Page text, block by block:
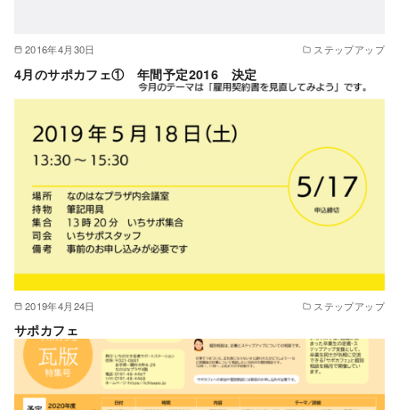
2016年4月30日 ステップアップ
4月のサポカフェ① 年間予定2016 決定
2019年4月24日 ステップアップ
サポカフェ